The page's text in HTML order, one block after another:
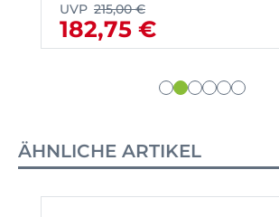
UVP 215,00 €
182,75 €
ÄHNLICHE ARTIKEL